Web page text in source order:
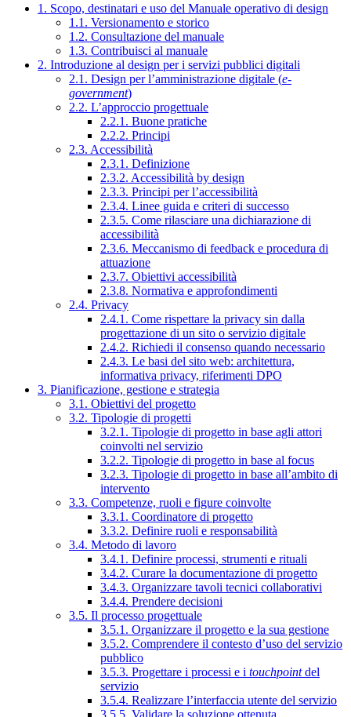
1. Scopo, destinatari e uso del Manuale operativo di design
1.1. Versionamento e storico
1.2. Consultazione del manuale
1.3. Contribuisci al manuale
2. Introduzione al design per i servizi pubblici digitali
2.1. Design per l’amministrazione digitale (e-
government)
2.2. L’approccio progettuale
2.2.1. Buone pratiche
2.2.2. Principi
2.3. Accessibilità
2.3.1. Definizione
2.3.2. Accessibilità by design
2.3.3. Principi per l’accessibilità
2.3.4. Linee guida e criteri di successo
2.3.5. Come rilasciare una dichiarazione di
accessibilità
2.3.6. Meccanismo di feedback e procedura di
attuazione
2.3.7. Obiettivi accessibilità
2.3.8. Normativa e approfondimenti
2.4. Privacy
2.4.1. Come rispettare la privacy sin dalla
progettazione di un sito o servizio digitale
2.4.2. Richiedi il consenso quando necessario
2.4.3. Le basi del sito web: architettura,
informativa privacy, riferimenti DPO
3. Pianificazione, gestione e strategia
3.1. Obiettivi del progetto
3.2. Tipologie di progetti
3.2.1. Tipologie di progetto in base agli attori
coinvolti nel servizio
3.2.2. Tipologie di progetto in base al focus
3.2.3. Tipologie di progetto in base all’ambito di
intervento
3.3. Competenze, ruoli e figure coinvolte
3.3.1. Coordinatore di progetto
3.3.2. Definire ruoli e responsabilità
3.4. Metodo di lavoro
3.4.1. Definire processi, strumenti e rituali
3.4.2. Curare la documentazione di progetto
3.4.3. Organizzare tavoli tecnici collaborativi
3.4.4. Prendere decisioni
3.5. Il processo progettuale
3.5.1. Organizzare il progetto e la sua gestione
3.5.2. Comprendere il contesto d’uso del servizio
pubblico
3.5.3. Progettare i processi e i touchpointdel
servizio
3.5.4. Realizzare l’interfaccia utente del servizio
3.5.5. Validare la soluzione ottenuta